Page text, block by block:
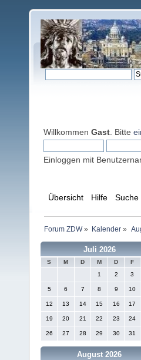
Willkommen Gast . Bitte
Einloggen mit
Übersicht Hilfe Suche
Forum ZDW» Kalender »
Juli 2026
S M D M D F
1
2 3
5 6 7 8 9 10
12 13 14 15 16 17
19 20 21 22 23 24
26 27 28 29 30 31
August 2026